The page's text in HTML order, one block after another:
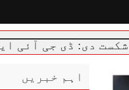
جی آئی ایس پی آر
اہم خبریں